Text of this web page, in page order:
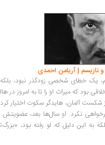
و نازیسم | آریامن احمدی
یک خطای شخصی زودگذر نبود،
بود که میراث او را تا به امروز در
آلمان، هایدگر سکوت اختیار کرد
نکرد. او سال‌ها بعد، عضویتش
به این دلیل که لو رفته بود،